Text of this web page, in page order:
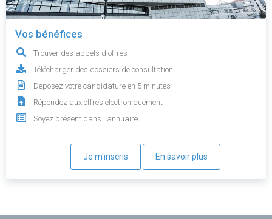
Vos bénéfices
Trouver des appels d'offres
Télécharger des dossiers de consultation
Déposez votre candidature en 5 minutes
Répondez aux offres électroniquement
Soyez présent dans l'annuaire
Je m'inscris En savoir plus